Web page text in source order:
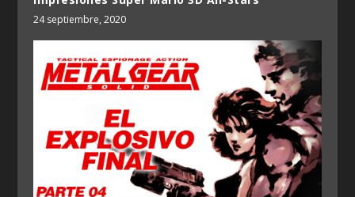
24 septiembre, 2020